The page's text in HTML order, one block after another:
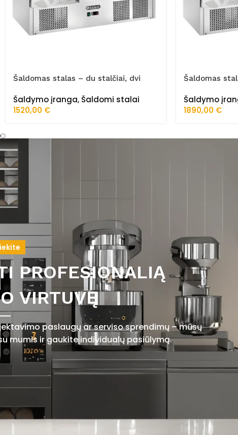
Šaldomas stalas – du stalčiai, dvi
Šaldymo įranga, Šaldomi stalai
1520,00 €
Šaldomas
Šaldymo
1890,00 €
PROFESIONALIĄ
VIRTUVĘ
paslaugų ar serviso sprendimų – mūsų
mumis ir gaukite individualų pasiūlymą.